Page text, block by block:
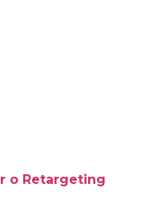
o Retargeting